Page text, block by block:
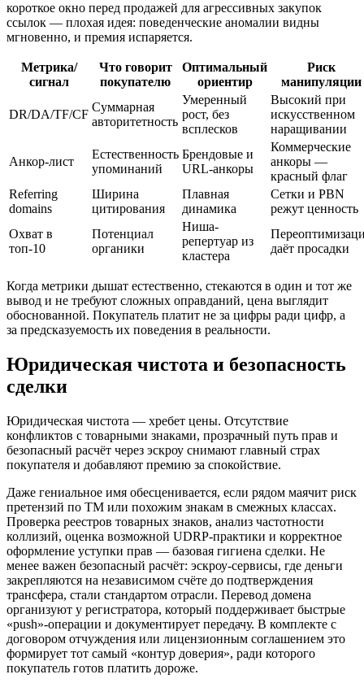
короткое окно перед продажей для агрессивных закупок
ссылок — плохая идея: поведенческие аномалии видны
мгновенно, и премия испаряется.
Метрика/
сигнал
Что говорит
покупателю
Оптимальный
ориентир
Риск
манипуляции
DR/DA/TF/CF
Суммарная
авторитетность
Умеренный
рост, без
всплесков
Высокий при
искусственном
наращивании
Анкор-лист
Естественность
упоминаний
Брендовые и
URL-анкоры
Коммерческие
анкоры —
красный флаг
Referring
domains
Ширина
цитирования
Плавная
динамика
Сетки и PBN
режут ценность
Охват в
топ-10
Потенциал
органики
Ниша-
репертуар из
кластера
даёт просадки
Когда метрики дышат естественно, стекаются в один и тот же
вывод и не требуют сложных оправданий, цена выглядит
обоснованной. Покупатель платит не за цифры ради цифр, а
за предсказуемость их поведения в реальности.
Юридическая чистота и безопасность
сделки
Юридическая чистота — хребет цены. Отсутствие
конфликтов с товарными знаками, прозрачный путь прав и
безопасный расчёт через эскроу снимают главный страх
покупателя и добавляют премию за спокойствие.
Даже гениальное имя обесценивается, если рядом маячит риск
претензий по ТМ или похожим знакам в смежных классах.
Проверка реестров товарных знаков, анализ частотности
коллизий, оценка возможной UDRP-практики и корректное
оформление уступки прав — базовая гигиена сделки. Не
менее важен безопасный расчёт: эскроу-сервисы, где деньги
закрепляются на независимом счёте до подтверждения
трансфера, стали стандартом отрасли. Перевод домена
организуют у регистратора, который поддерживает быстрые
«push»-операции и документирует передачу. В комплекте с
договором отчуждения или лицензионным соглашением это
формирует тот самый «контур доверия», ради которого
покупатель готов платить дороже.